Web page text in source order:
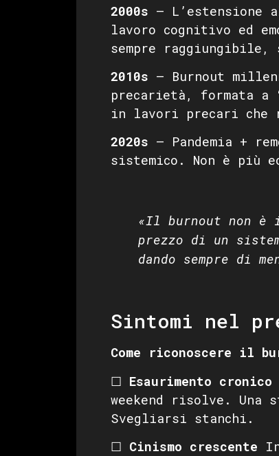
2000s — L’estensione
lavoro cognitivo ed
sempre raggiungibile,
2010s — Burnout
precarietà, formata
in lavori precari che
2020s — Pandemia +
sistemico. Non è più
«Il burnout non è
prezzo di un
dando sempre di
Sintomi nel
Come riconoscere il
☐ Esaurimento cronico
weekend risolve. Una
Svegliarsi stanchi.
☐ Cinismo crescente